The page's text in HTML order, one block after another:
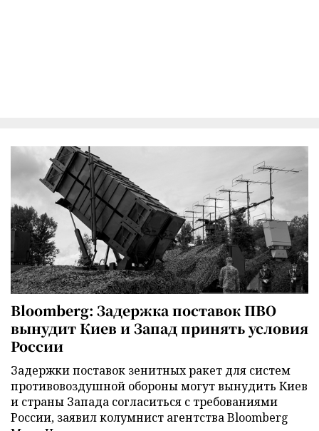
Bloomberg: Задержка поставок ПВО
вынудит Киев и Запад принять условия
России
Задержки поставок зенитных ракет для систем
противовоздушной обороны могут вынудить Киев
и страны Запада согласиться с требованиями
России, заявил колумнист агентства Bloomberg